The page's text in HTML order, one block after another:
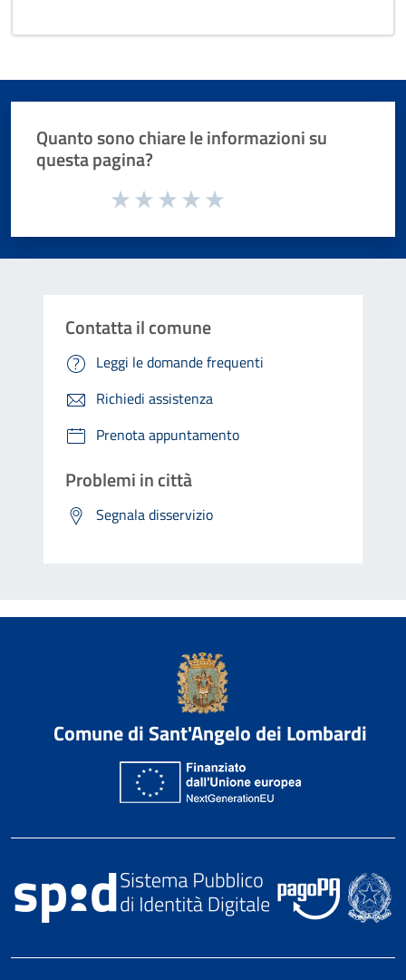
Quanto sono chiare le informazioni su
questa pagina?
Valuta da 1 a 5 stelle la pagina
Contatta il comune
Leggi le domande frequenti
Richiedi assistenza
Prenota appuntamento
Problemi in città
Segnala disservizio
Comune di Sant'Angelo dei Lombardi